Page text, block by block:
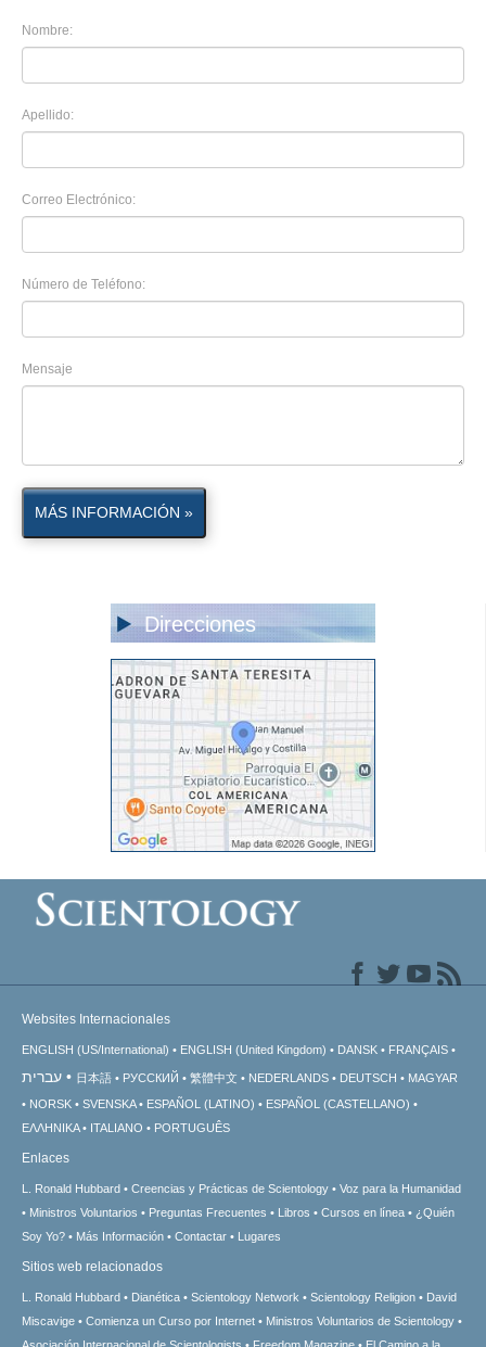
Nombre:
Apellido:
Correo Electrónico:
Número de Teléfono:
Mensaje
MÁS INFORMACIÓN »
Direcciones
Websites Internacionales
ENGLISH (US/International) ENGLISH (United Kingdom) DANSK FRANÇAIS
עברית 日本語 РУССКИЙ 繁體中文 NEDERLANDS DEUTSCH
MAGYAR
NORSK
SVENSKA ESPAÑOL (LATINO)
ESPAÑOL (CASTELLANO)
ΕΛΛΗΝΙΚA
ITALIANO PORTUGUÊS
Enlaces
L. Ronald Hubbard Creencias y Prácticas de Scientology
Voz para la Humanidad
Ministros Voluntarios
Preguntas Frecuentes Libros Cursos en línea
¿Quién
Soy Yo?
Más Información Contactar Lugares
Sitios web relacionados
L. Ronald Hubbard Dianética Scientology Network Scientology Religion
David
Miscavige
Comienza un Curso por Internet
Ministros Voluntarios de Scientology